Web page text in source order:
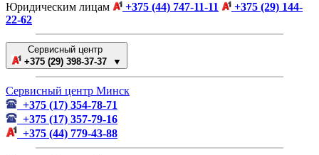
Юридическим лицам +375 (44) 747-11-11
+375 (29) 144-
22-62
Сервисный центр
+375 (29) 398-37-37 ▼
Сервисный центр Минск
+375 (17) 354-78-71
+375 (17) 357-79-16
+375 (44) 779-43-88